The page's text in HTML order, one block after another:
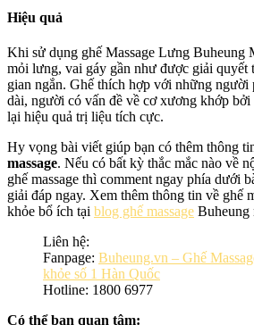
Hiệu quả
Khi sử dụng ghế Massage Lưng Buheung
mỏi lưng, vai gáy gần như được giải quyết
gian ngắn. Ghế thích hợp với những người
dài, người có vấn đề về cơ xương khớp bởi
lại hiệu quả trị liệu tích cực.
Hy vọng bài viết giúp bạn có thêm thông
massage. Nếu có bất kỳ thắc mắc nào về
ghế massage thì comment ngay phía dưới
giải đáp ngay. Xem thêm thông tin về ghế
khỏe bổ ích tại blog ghế massage Buheung
Liên hệ:
Fanpage: Buheung.vn – Ghế
khỏe số 1 Hàn Quốc
Hotline: 1800 6977
Có thể bạn quan tâm: